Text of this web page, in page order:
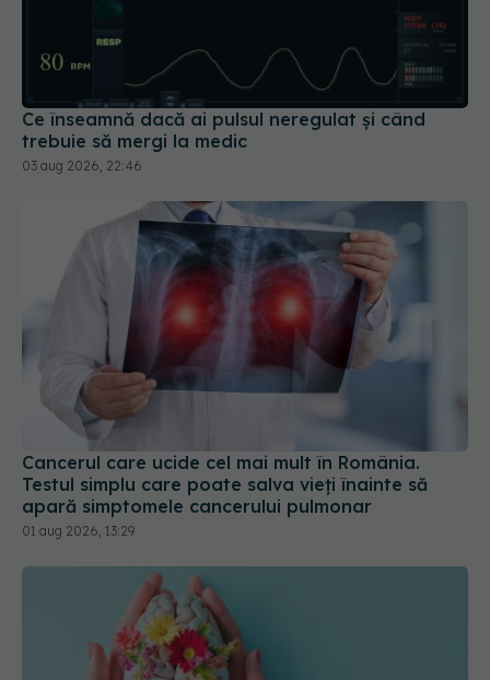
Ce înseamnă dacă ai pulsul neregulat și când
trebuie să mergi la medic
03 aug 2026, 22:46
Cancerul care ucide cel mai mult în România.
Testul simplu care poate salva vieți înainte să
apară simptomele cancerului pulmonar
01 aug 2026, 13:29